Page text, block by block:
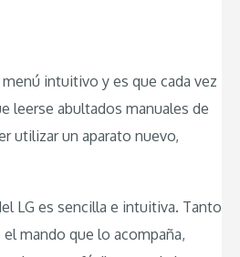
intuitivo y es que cada vez
leerse abultados manuales de
utilizar un aparato nuevo,
LG es sencilla e intuitiva. Tanto
mando que lo acompaña,